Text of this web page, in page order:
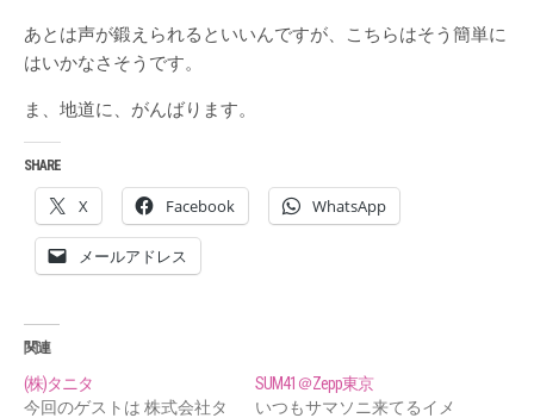
あとは声が鍛えられるといいんですが、こちらはそう簡単に
はいかなさそうです。
ま、地道に、がんばります。
SHARE
X Facebook WhatsApp
メールアドレス
関連
(株)タニタ
今回のゲストは 株式会社タ
SUM41＠Zepp東京
いつもサマソニ来てるイメ